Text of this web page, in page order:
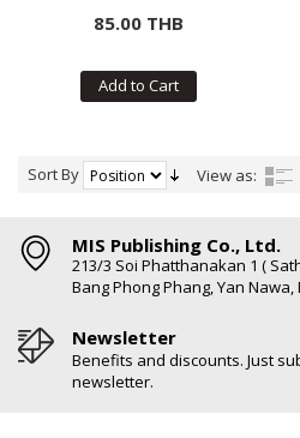
85.00 THB
Add to Cart
Sort By View as:
MIS Publishing Co., Ltd.
213/3 Soi Phatthanakan 1 (
Bang Phong Phang, Yan Nawa,
Newsletter
Benefits and discounts. Just
newsletter.